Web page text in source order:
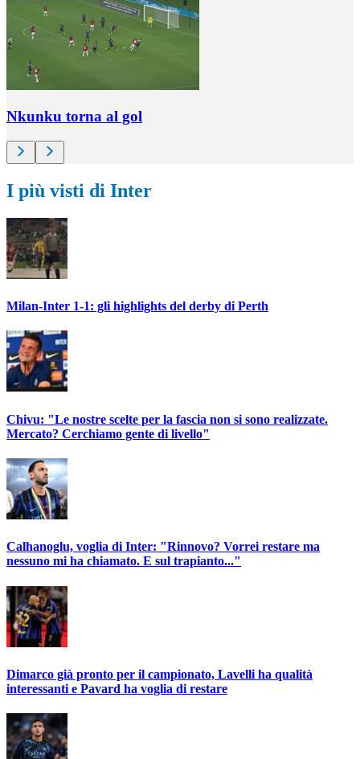
Nkunku torna al gol
I più visti di Inter
Milan-Inter 1-1: gli highlights del derby di Perth
Chivu: "Le nostre scelte per la fascia non si sono realizzate.
Mercato? Cerchiamo gente di livello"
Calhanoglu, voglia di Inter: "Rinnovo? Vorrei restare ma
nessuno mi ha chiamato. E sul trapianto..."
Dimarco già pronto per il campionato, Lavelli ha qualità
interessanti e Pavard ha voglia di restare